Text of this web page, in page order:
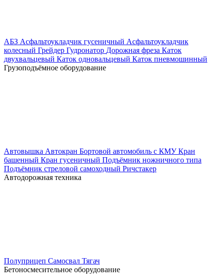
АБЗ Асфальтоукладчик гусеничный Асфальтоукладчик
колесный Грейдер Гудронатор Дорожная фреза Каток
двухвальцевый Каток одновальцевый Каток пневмошинный
Грузоподъёмное оборудование
Автовышка Автокран Бортовой автомобиль с КМУКран
башенный Кран гусеничный Подъёмник ножничного типа
Подъёмник стреловой самоходный Ричстакер
Автодорожная техника
Полуприцеп Самосвал Тягач
Бетоносмесительное оборудование